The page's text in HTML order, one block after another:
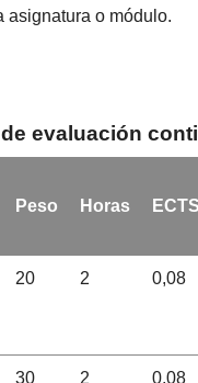
asignatura o módulo.
evaluación
Peso Horas ECTS
20 2 0,08
30 2 0,08